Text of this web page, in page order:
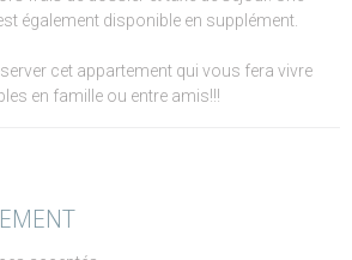
également disponible en supplément.
cet appartement qui vous fera vivre
en famille ou entre amis!!!